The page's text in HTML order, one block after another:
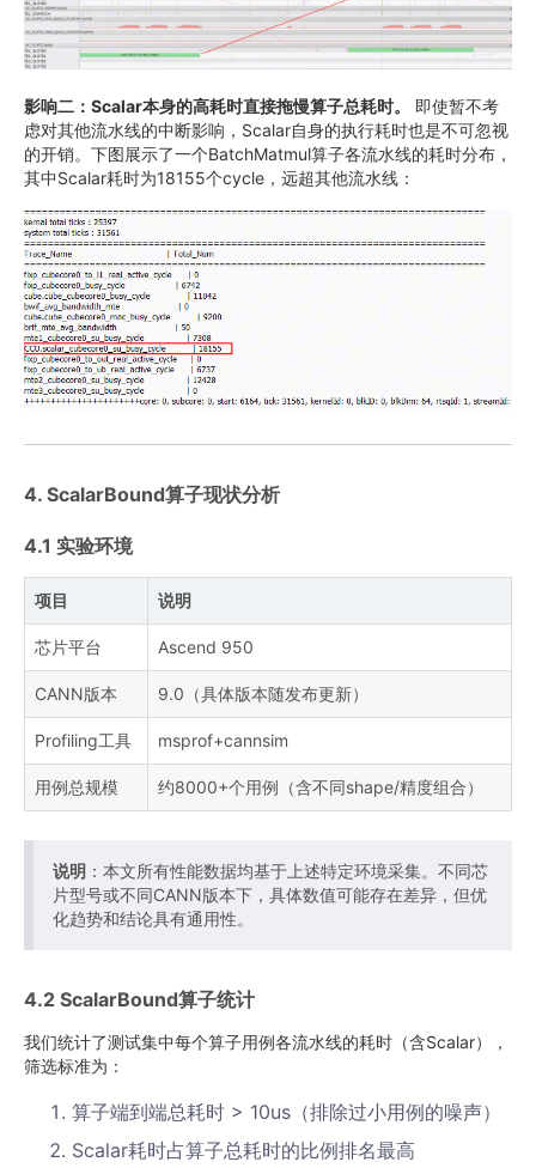
影响二：Scalar本身的高耗时直接拖慢算子总耗时。
即使暂不考
虑对其他流水线的中断影响，Scalar自身的执行耗时也是不可忽视
的开销。下图展示了一个BatchMatmul算子各流水线的耗时分布，
其中Scalar耗时为18155个cycle，远超其他流水线：
4. ScalarBound算子现状分析
4.1 实验环境
项目 说明
芯片平台 Ascend 950
CANN版本 9.0（具体版本随发布更新）
Profiling工具 msprof+cannsim
用例总规模 约8000+个用例（含不同shape/精度组合）
说明 ：本文所有性能数据均基于上述特定环境采集。不同芯
片型号或不同CANN版本下，具体数值可能存在差异，但优
化趋势和结论具有通用性。
4.2 ScalarBound算子统计
我们统计了测试集中每个算子用例各流水线的耗时（含Scalar），
筛选标准为：
算子端到端总耗时 > 10us（排除过小用例的噪声）
Scalar耗时占算子总耗时的比例排名最高